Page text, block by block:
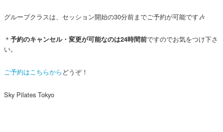
グループクラスは、セッション開始の30分前までご予約が可能です🎶
＊ 予約のキャンセル・変更が可能なのは24時間前ですのでお気をつけ下さ
い。
ご予約はこちらから どうぞ！
Sky Pilates Tokyo